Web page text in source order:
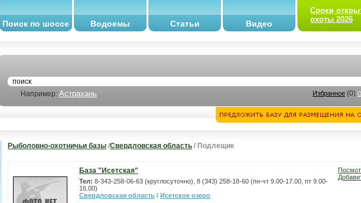
Поиск по шоссе Водоемы Статьи Видео
Сроки
охоты 2026
Например: Астрахань Избранное (0)
Рыболовно-охотничьи базы /Свердловская область / Подлещик
База "Исетская"
Тел: 8-343-258-06-63 (круглосуточно), 8 (343) 258-18-60 (пн-чт 9.00-17.00, пт 9.00-
16.00)
Свердловская область / Исетское озеро